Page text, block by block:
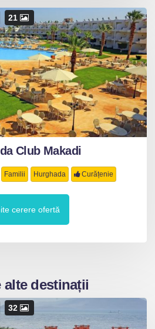
21
Club Makadi
Familii Hurghada Curățenie
cerere ofertă
alte destinații
32